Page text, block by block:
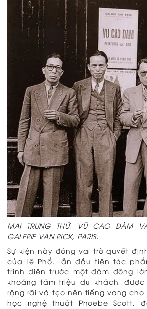
MAI TRUNG THỨ, VŨ CAO ĐÀM
GALERIE VAN RICK, PARIS.
Sự kiện này đóng vai trò quyết
của Lê Phổ. Lần đầu tiên tác
trình diện trước một đám đông
khoảng tám triệu du khách,
rộng rãi và tạo nên tiếng vang cho
học nghệ thuật Phoebe Scott,